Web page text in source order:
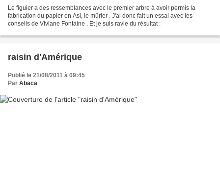
Le figuier a des ressemblances avec le premier arbre à avoir permis la
fabrication du papier en Asi, le mûrier . J'ai donc fait un essai avec les
conseils de Viviane Fontaine . Et je suis ravie du résultat :
raisin d'Amérique
Publié le 21/08/2011 à 09:45
Par Abaca